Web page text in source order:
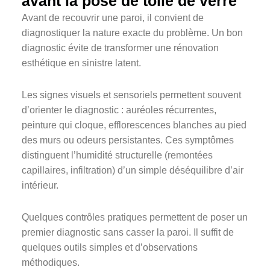
Avant de recouvrir une paroi, il convient de
diagnostiquer la nature exacte du problème. Un bon
diagnostic évite de transformer une rénovation
esthétique en sinistre latent.
Les signes visuels et sensoriels permettent souvent
d’orienter le diagnostic : auréoles récurrentes,
peinture qui cloque, efflorescences blanches au pied
des murs ou odeurs persistantes. Ces symptômes
distinguent l’humidité structurelle (remontées
capillaires, infiltration) d’un simple déséquilibre d’air
intérieur.
Quelques contrôles pratiques permettent de poser un
premier diagnostic sans casser la paroi. Il suffit de
quelques outils simples et d’observations
méthodiques.